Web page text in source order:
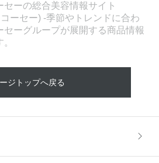
ーの総合美容情報サイト
ーセー) -季節やトレンドに合わ
ーグループが展開する商品情報
ジトップへ戻る